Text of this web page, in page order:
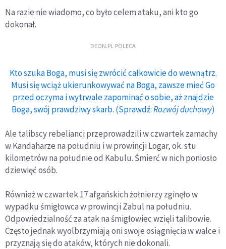
Na razie nie wiadomo, co było celem ataku, ani kto go
dokonał.
DEON.PL POLECA
Kto szuka Boga, musi się zwrócić całkowicie do wewnątrz.
Musi się wciąż ukierunkowywać na Boga, zawsze mieć Go
przed oczyma i wytrwale zapominać o sobie, aż znajdzie
Boga, swój prawdziwy skarb. (Sprawdź:Rozwój duchowy)
Ale talibscy rebelianci przeprowadzili w czwartek zamachy
w Kandaharze na południu i w prowincji Logar, ok. stu
kilometrów na południe od Kabulu. Śmierć w nich poniosło
dziewięć osób.
Również w czwartek 17 afgańskich żołnierzy zginęło w
wypadku śmigłowca w prowincji Zabul na południu.
Odpowiedzialność za atak na śmigłowiec wzięli talibowie.
Często jednak wyolbrzymiają oni swoje osiągnięcia w walce i
przyznają się do ataków, których nie dokonali.